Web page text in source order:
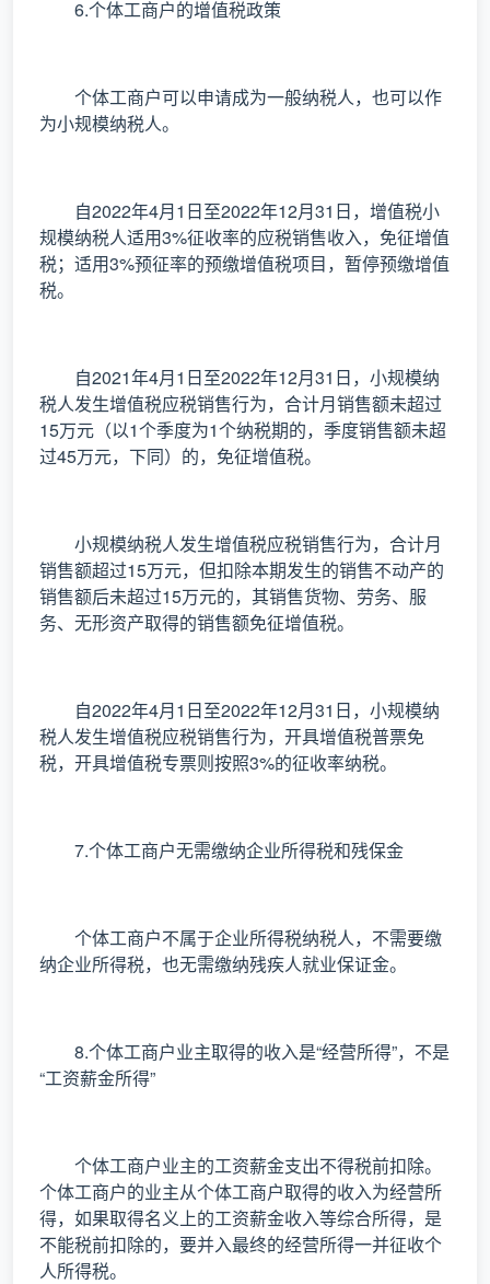
6.个体工商户的增值税政策
个体工商户可以申请成为一般纳税人，也可以作
为小规模纳税人。
自2022年4月1日至2022年12月31日，增值税小
规模纳税人适用3%征收率的应税销售收入，免征增值
税；适用3%预征率的预缴增值税项目，暂停预缴增值
税。
自2021年4月1日至2022年12月31日，小规模纳
税人发生增值税应税销售行为，合计月销售额未超过
15万元（以1个季度为1个纳税期的，季度销售额未超
过45万元，下同）的，免征增值税。
小规模纳税人发生增值税应税销售行为，合计月
销售额超过15万元，但扣除本期发生的销售不动产的
销售额后未超过15万元的，其销售货物、劳务、服
务、无形资产取得的销售额免征增值税。
自2022年4月1日至2022年12月31日，小规模纳
税人发生增值税应税销售行为，开具增值税普票免
税，开具增值税专票则按照3%的征收率纳税。
7.个体工商户无需缴纳企业所得税和残保金
个体工商户不属于企业所得税纳税人，不需要缴
纳企业所得税，也无需缴纳残疾人就业保证金。
8.个体工商户业主取得的收入是“经营所得”，不是
“工资薪金所得”
个体工商户业主的工资薪金支出不得税前扣除。
个体工商户的业主从个体工商户取得的收入为经营所
得，如果取得名义上的工资薪金收入等综合所得，是
不能税前扣除的，要并入最终的经营所得一并征收个
人所得税。